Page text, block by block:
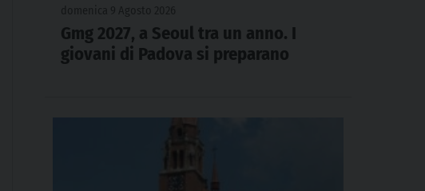
Gmg 2027, a Seoul tra un anno. I
giovani di Padova si preparano